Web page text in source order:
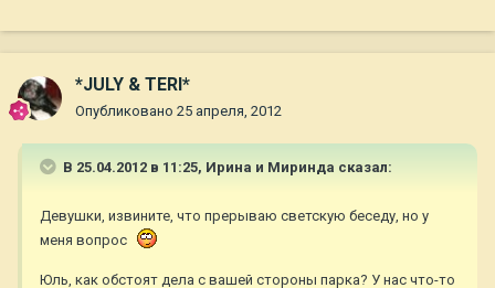
*JULY & TERI*
Опубликовано 25 апреля, 2012
В 25.04.2012 в 11:25, Ирина и Миринда сказал:
Девушки, извините, что прерываю светскую беседу, но у
меня вопрос
Юль, как обстоят дела с вашей стороны парка? У нас что-то